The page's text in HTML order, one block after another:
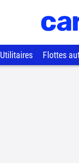
Utilitaires Flottes